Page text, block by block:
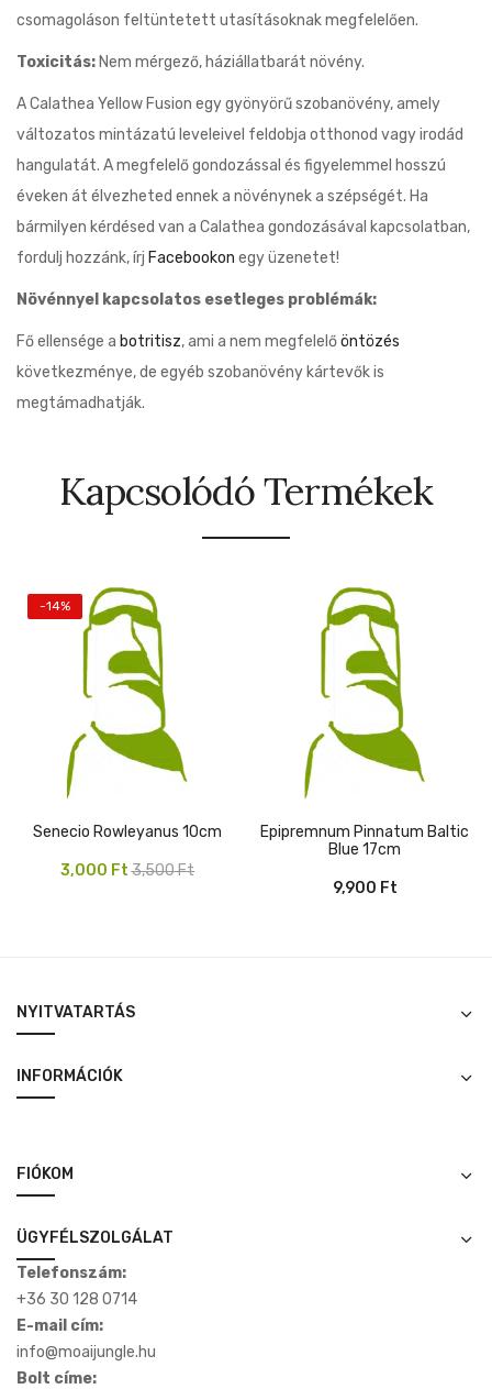
csomagoláson feltüntetett utasításoknak megfelelően.
Toxicitás: Nem mérgező, háziállatbarát növény.
A Calathea Yellow Fusion egy gyönyörű szobanövény, amely
változatos mintázatú leveleivel feldobja otthonod vagy irodád
hangulatát. A megfelelő gondozással és figyelemmel hosszú
éveken át élvezheted ennek a növénynek a szépségét. Ha
bármilyen kérdésed van a Calathea gondozásával kapcsolatban,
fordulj hozzánk, írj Facebookon egy üzenetet!
Növénnyel kapcsolatos esetleges problémák:
Fő ellensége a botritisz, ami a nem megfelelőöntözés
következménye, de egyéb szobanövény kártevők is
megtámadhatják.
Kapcsolódó Termékek
-14%
Senecio Rowleyanus 10cm
3,500Ft
Original
3,000 FtCurrent
Epipremnum Pinnatum Baltic
Blue 17cm
9,900 Ft
NYITVATARTÁS
INFORMÁCIÓK
FIÓKOM
ÜGYFÉLSZOLGÁLAT
Telefonszám:
+36 30 128 0714
E-mail cím:
info@moaijungle.hu
Bolt címe: